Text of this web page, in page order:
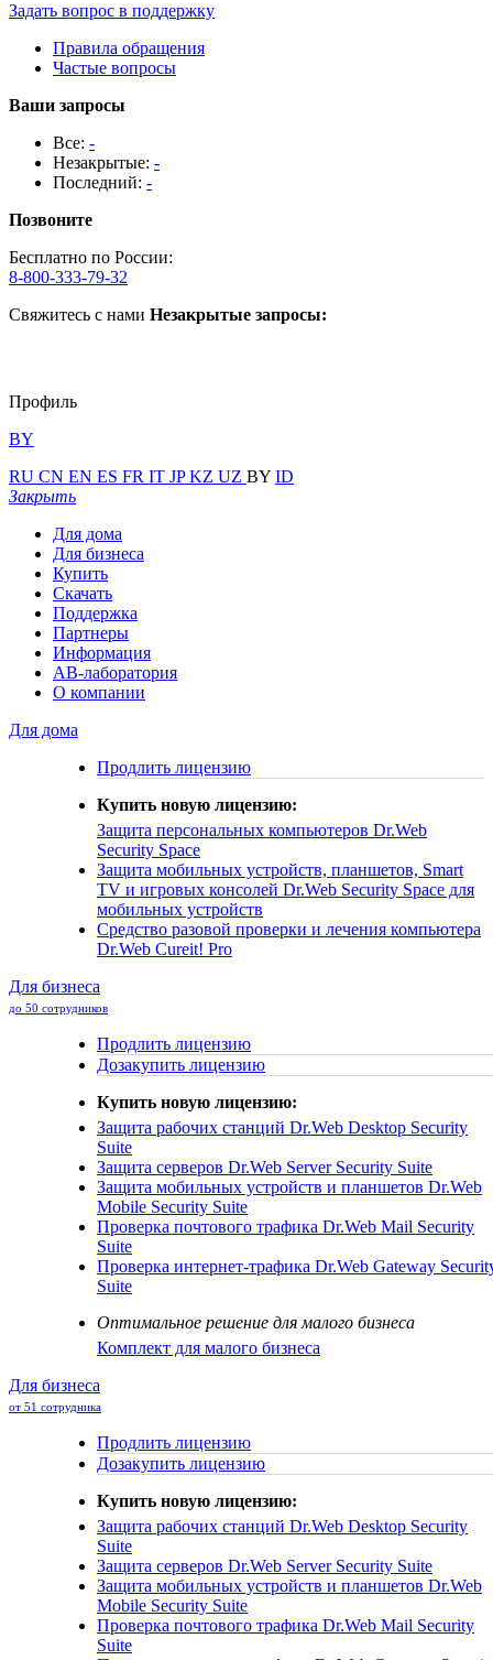
Задать вопрос в поддержку
Правила обращения
Частые вопросы
Ваши запросы
Все: -
Незакрытые: -
Последний: -
Позвоните
Бесплатно по России:
8-800-333-79-32
Свяжитесь с нами Незакрытые запросы:
Профиль
BY
RU CN EN ES FR IT JPKZ UZ BY ID
Закрыть
Для дома
Для бизнеса
Купить
Скачать
Поддержка
Партнеры
Информация
АВ-лаборатория
О компании
Для дома
Продлить лицензию
Купить новую лицензию:
Защита персональных компьютеров Dr.Web
Security Space
Защита мобильных устройств, планшетов, Smart
TV и игровых консолей Dr.Web Security Space для
мобильных устройств
Средство разовой проверки и лечения компьютера
Dr.Web Cureit! Pro
Для бизнеса
до 50 сотрудников
Продлить лицензию
Дозакупить лицензию
Купить новую лицензию:
Защита рабочих станций Dr.Web Desktop Security
Suite
Защита серверов Dr.Web Server Security Suite
Защита мобильных устройств и планшетов Dr.Web
Mobile Security Suite
Проверка почтового трафика Dr.Web Mail Security
Suite
Проверка интернет-трафика Dr.Web Gateway
Suite
Оптимальное решение для малого бизнеса
Комплект для малого бизнеса
Для бизнеса
от 51 сотрудника
Продлить лицензию
Дозакупить лицензию
Купить новую лицензию:
Защита рабочих станций Dr.Web Desktop Security
Suite
Защита серверов Dr.Web Server Security Suite
Защита мобильных устройств и планшетов Dr.Web
Mobile Security Suite
Проверка почтового трафика Dr.Web Mail Security
Suite